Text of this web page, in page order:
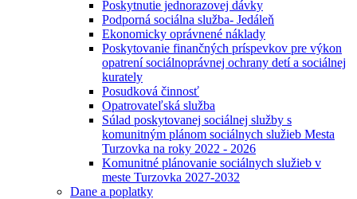
Poskytnutie jednorazovej dávky
Podporná sociálna služba- Jedáleň
Ekonomicky oprávnené náklady
Poskytovanie finančných príspevkov pre výkon
opatrení sociálnoprávnej ochrany detí a sociálnej
kurately
Posudková činnosť
Opatrovateľská služba
Súlad poskytovanej sociálnej služby s
komunitným plánom sociálnych služieb Mesta
Turzovka na roky 2022 - 2026
Komunitné plánovanie sociálnych služieb v
meste Turzovka 2027-2032
Dane a poplatky